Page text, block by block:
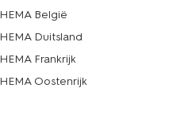
HEMA België
HEMA Duitsland
HEMA Frankrijk
HEMA Oostenrijk